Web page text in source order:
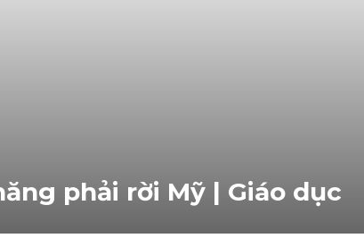
phải rời Mỹ | Giáo dục